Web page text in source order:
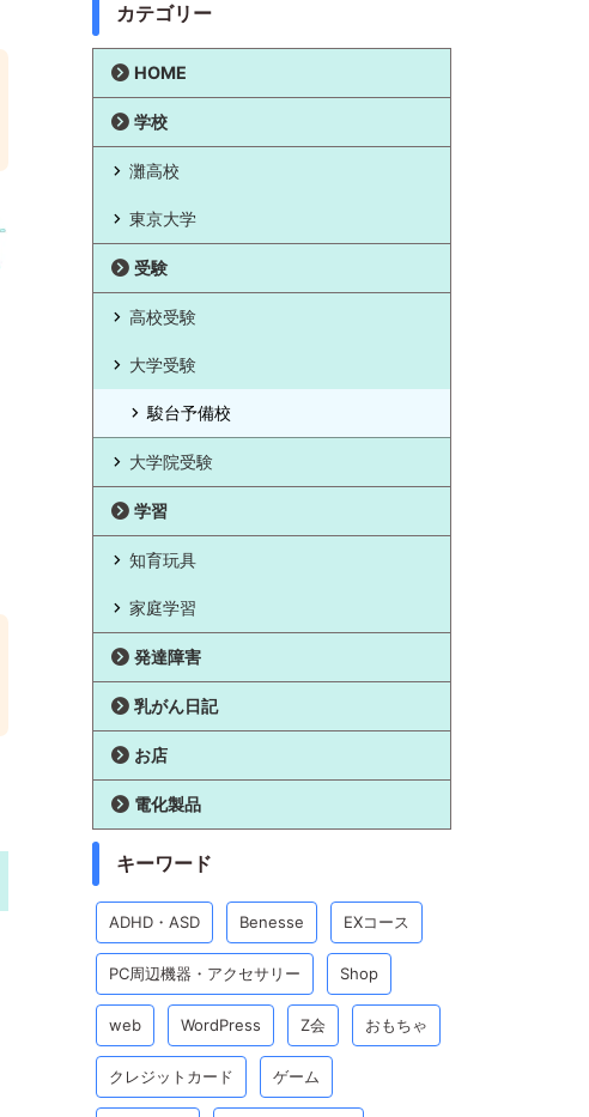
カテゴリー
HOME
学校
灘高校
東京大学
受験
高校受験
大学受験
駿台予備校
大学院受験
学習
知育玩具
家庭学習
発達障害
乳がん日記
お店
電化製品
キーワード
ADHD・ASD Benesse EXコース
PC周辺機器・アクセサリー Shop
web WordPress Z会 おもちゃ
クレジットカード ゲーム